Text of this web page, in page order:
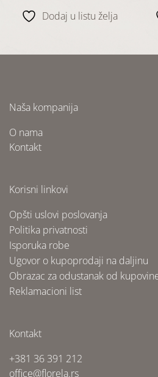
Dodaj u listu želja
Naša kompanija
O nama
Kontakt
Korisni linkovi
Opšti uslovi poslovanja
Politika privatnosti
Isporuka robe
Ugovor o kupoprodaji na daljinu
Obrazac za odustanak od
Reklamacioni list
Kontakt
+381 36 391 212
office@florela.rs